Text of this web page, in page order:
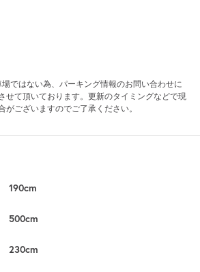
ではない為、パーキング情報のお問い合わせに
せて頂いております。更新のタイミングなどで現
がございますのでご了承ください。
190cm
500cm
230cm